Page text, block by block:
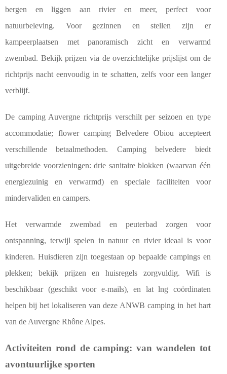
bergen en liggen aan rivier en meer, perfect voor
natuurbeleving. Voor gezinnen en stellen zijn er
kampeerplaatsen met panoramisch zicht en verwarmd
zwembad. Bekijk prijzen via de overzichtelijke prijslijst om de
richtprijs nacht eenvoudig in te schatten, zelfs voor een langer
verblijf.
De camping Auvergne richtprijs verschilt per seizoen en type
accommodatie; flower camping Belvedere Obiou accepteert
verschillende betaalmethoden. Camping belvedere biedt
uitgebreide voorzieningen: drie sanitaire blokken (waarvan één
energiezuinig en verwarmd) en speciale faciliteiten voor
mindervaliden en campers.
Het verwarmde zwembad en peuterbad zorgen voor
ontspanning, terwijl spelen in natuur en rivier ideaal is voor
kinderen. Huisdieren zijn toegestaan op bepaalde campings en
plekken; bekijk prijzen en huisregels zorgvuldig. Wifi is
beschikbaar (geschikt voor e-mails), en lat lng coördinaten
helpen bij het lokaliseren van deze ANWB camping in het hart
van de Auvergne Rhône Alpes.
Activiteiten rond de camping: van wandelen tot
avontuurlijke sporten